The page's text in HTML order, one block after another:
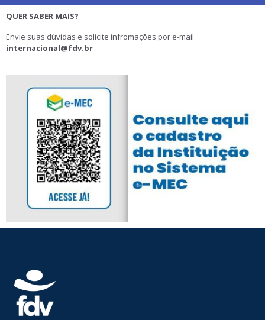
QUER SABER MAIS?
Envie suas dúvidas e solicite infromações por e-mail
internacional@fdv.br